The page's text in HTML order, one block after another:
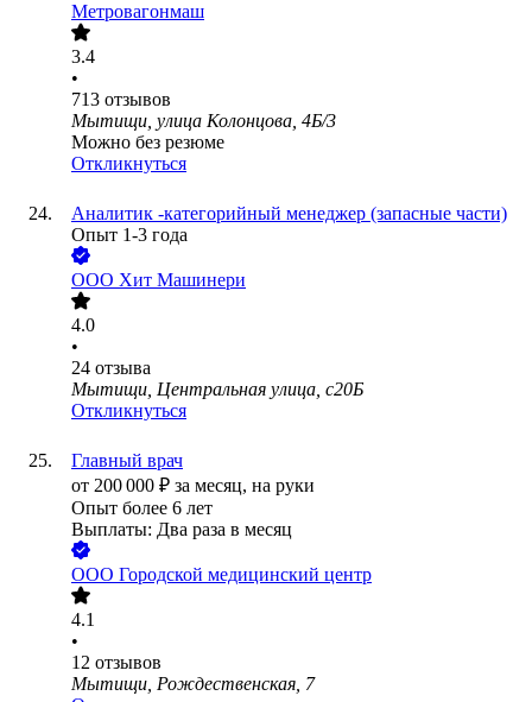
Метровагонмаш
3.4
•
713 отзывов
Мытищи, улица Колонцова, 4Б/3
Можно без резюме
Откликнуться
Аналитик -категорийный менеджер (запасные части)
Опыт 1-3 года
ООО Хит Машинери
4.0
•
24 отзыва
Мытищи, Центральная улица, с20Б
Откликнуться
Главный врач
от 200 000 ₽ за месяц, на руки
Опыт более 6 лет
Выплаты: Два раза в месяц
ООО Городской медицинский центр
4.1
•
12 отзывов
Мытищи, Рождественская, 7